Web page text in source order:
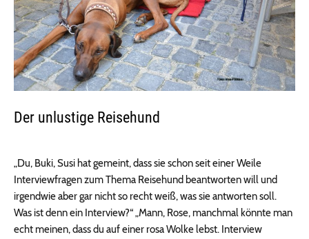
Der unlustige Reisehund
„Du, Buki, Susi hat gemeint, dass sie schon seit einer Weile
Interviewfragen zum Thema Reisehund beantworten will und
irgendwie aber gar nicht so recht weiß, was sie antworten soll.
Was ist denn ein Interview?“ „Mann, Rose, manchmal könnte man
echt meinen, dass du auf einer rosa Wolke lebst. Interview